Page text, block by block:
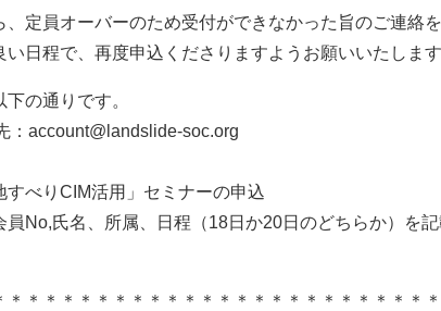
定員オーバーのため受付ができなかった旨のご連絡を
日程で、再度申込くださりますようお願いいたします
の通りです。
：account@landslide-soc.org
すべりCIM活用」セミナーの申込
員No,氏名、所属、日程（18日か20日のどちらか）を
＊＊＊＊＊＊＊＊＊＊＊＊＊＊＊＊＊＊＊＊＊＊＊＊